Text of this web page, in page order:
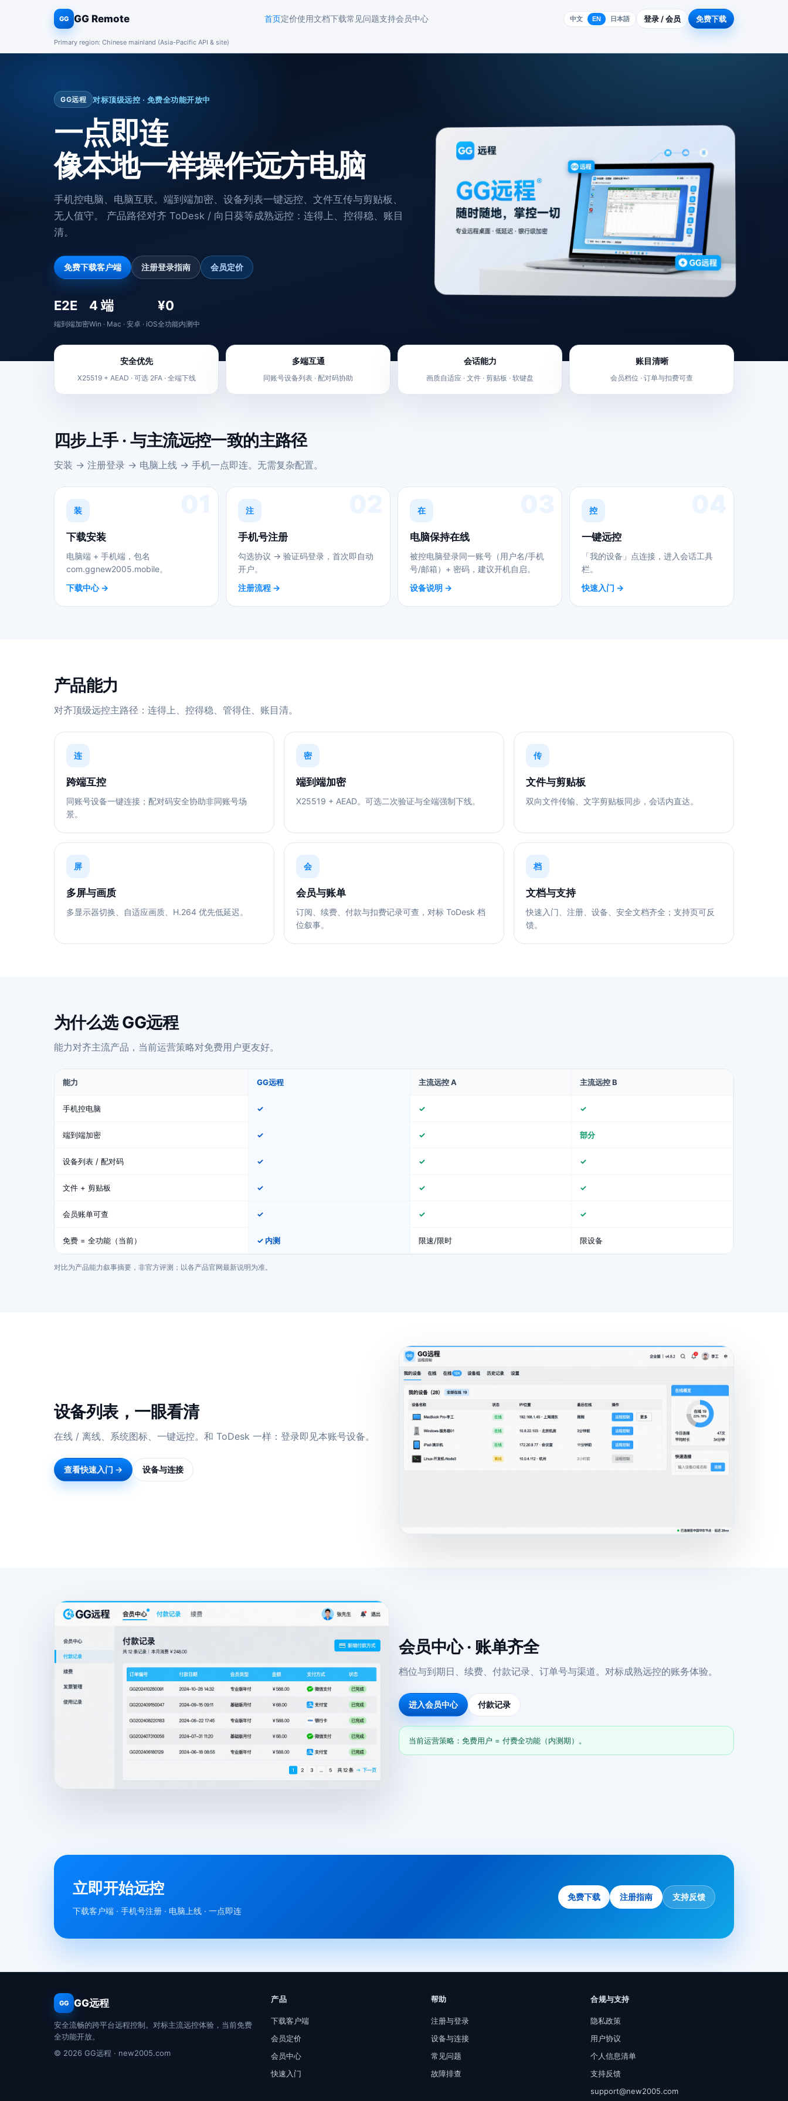
GG GG Remote 首页定价使用文档下载常见问题支持会员中心 中文 EN 日本語 登录 / 会员 免费下载
Primary region: Chinese mainland (Asia-Pacific API & site)
GG远程 对标顶级远控 · 免费全功能开放中
一点即连
像本地一样操作远方电脑
手机控电脑、电脑互联。端到端加密、设备列表一键远控、文件互传与剪贴板、
无人值守。 产品路径对齐 ToDesk / 向日葵等成熟远控：连得上、控得稳、账目
清。
免费下载客户端 注册登录指南 会员定价
E2E
端到端加密
4 端
Win · Mac · 安卓 · iOS
¥0
全功能内测中
安全优先
X25519 + AEAD · 可选 2FA · 全端下线
多端互通
同账号设备列表 · 配对码协助
会话能力
画质自适应 · 文件 · 剪贴板 · 软键盘
账目清晰
会员档位 · 订单与扣费可查
四步上手 · 与主流远控一致的主路径
安装 → 注册登录 → 电脑上线 → 手机一点即连。无需复杂配置。
装
下载安装
电脑端 + 手机端，包名
com.ggnew2005.mobile。
下载中心 →
注
手机号注册
勾选协议 → 验证码登录，首次即自动
开户。
注册流程 →
在
电脑保持在线
被控电脑登录同一账号（用户名/手机
号/邮箱）+ 密码，建议开机自启。
设备说明 →
控
一键远控
「我的设备」点连接，进入会话工具
栏。
快速入门 →
产品能力
对齐顶级远控主路径：连得上、控得稳、管得住、账目清。
连
跨端互控
同账号设备一键连接；配对码安全协助非同账号场
景。
密
端到端加密
X25519 + AEAD。可选二次验证与全端强制下线。
传
文件与剪贴板
双向文件传输、文字剪贴板同步，会话内直达。
屏
多屏与画质
多显示器切换、自适应画质、H.264 优先低延迟。
会
会员与账单
订阅、续费、付款与扣费记录可查，对标 ToDesk 档
位叙事。
档
文档与支持
快速入门、注册、设备、安全文档齐全；支持页可反
馈。
为什么选 GG远程
能力对齐主流产品，当前运营策略对免费用户更友好。
能力 GG远程 主流远控 A 主流远控 B
手机控电脑 ✓ ✓ ✓
端到端加密 ✓ ✓ 部分
设备列表 / 配对码 ✓ ✓ ✓
文件 + 剪贴板 ✓ ✓ ✓
会员账单可查 ✓ ✓ ✓
免费 = 全功能（当前） ✓ 内测 限速/限时 限设备
对比为产品能力叙事摘要，非官方评测；以各产品官网最新说明为准。
设备列表，一眼看清
在线 / 离线、系统图标、一键远控。和 ToDesk 一样：登录即见本账号设备。
查看快速入门 → 设备与连接
会员中心 · 账单齐全
档位与到期日、续费、付款记录、订单号与渠道。对标成熟远控的账务体验。
进入会员中心 付款记录
当前运营策略：免费用户 = 付费全功能（内测期）。
立即开始远控
下载客户端 · 手机号注册 · 电脑上线 · 一点即连
免费下载 注册指南 支持反馈
GG GG远程
安全流畅的跨平台远程控制。对标主流远控体验，当前免费
全功能开放。
© 2026 GG远程 · new2005.com
产品
下载客户端
会员定价
会员中心
快速入门
帮助
注册与登录
设备与连接
常见问题
故障排查
合规与支持
隐私政策
用户协议
个人信息清单
支持反馈
support@new2005.com